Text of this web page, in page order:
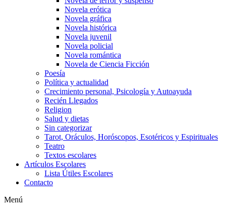
Novela erótica
Novela gráfica
Novela histórica
Novela juvenil
Novela policial
Novela romántica
Novela de Ciencia Ficción
Poesía
Política y actualidad
Crecimiento personal, Psicología y Autoayuda
Recién Llegados
Religion
Salud y dietas
Sin categorizar
Tarot, Oráculos, Horóscopos, Esotéricos y Espirituales
Teatro
Textos escolares
Artículos Escolares
Lista Útiles Escolares
Contacto
Menú